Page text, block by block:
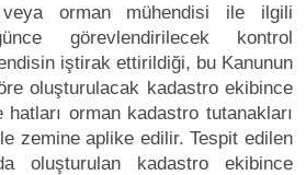
orman mühendisi ile ilgili
görevlendirilecek kontrol
iştirak ettirildiği, bu Kanunun
oluşturulacak kadastro ekibince
hatları orman kadastro tutanakları
zemine aplike edilir. Tespit edilen
oluşturulan kadastro ekibince